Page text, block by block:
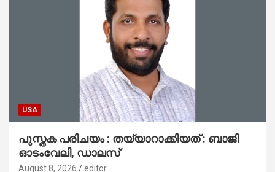
USA
പുസ്തക പരിചയം : തയ്യാറാക്കിയത് : ബാജി
ഓടംവേലി, ഡാലസ്
August 8, 2026 editor